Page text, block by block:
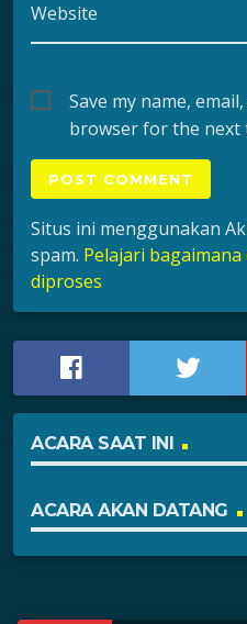
Website
Save my name,
browser for the next
Situs ini menggunakan
spam. Pelajari
diproses
ACARA SAAT INI
ACARA AKAN DATANG